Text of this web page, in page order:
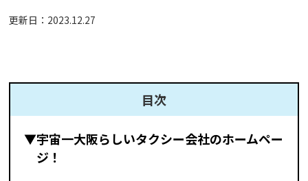
更新日： 2023.12.27
目次
▼宇宙一大阪らしいタクシー会社のホームペー
ジ！